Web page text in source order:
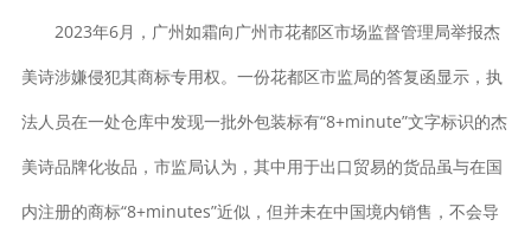
2023年6月，广州如霜向广州市花都区市场监督管理局举报杰
美诗涉嫌侵犯其商标专用权。一份花都区市监局的答复函显示，执
法人员在一处仓库中发现一批外包装标有“8+minute”文字标识的杰
美诗品牌化妆品，市监局认为，其中用于出口贸易的货品虽与在国
内注册的商标“8+minutes”近似，但并未在中国境内销售，不会导